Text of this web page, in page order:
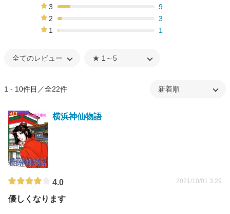
3
9
2
3
1
1
1 - 10件目／全22件
横浜神仙物語
4.0 2021/10/01 3:29
優しくなります